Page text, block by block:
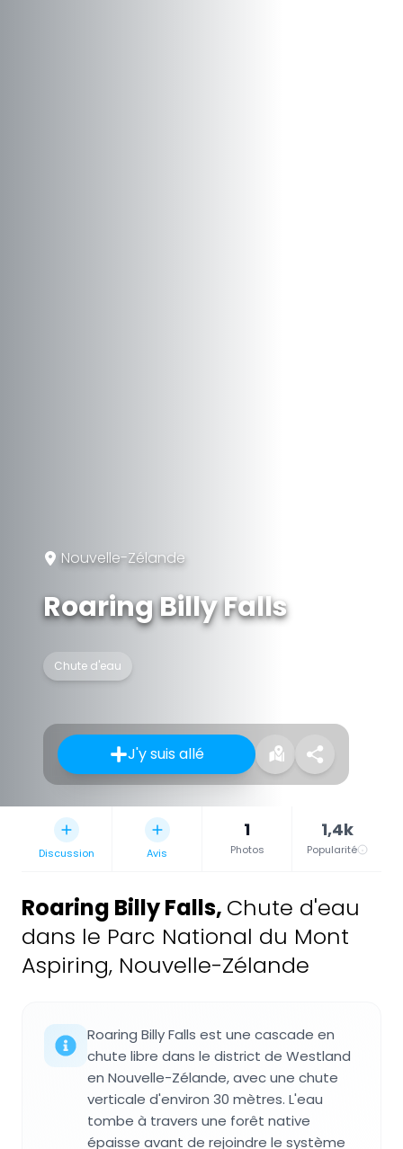
Nouvelle-Zélande
Roaring Billy Falls
Chute d'eau
J'y suis allé
Discussion Avis
1
Photos
1,4k
Popularité
Roaring Billy Falls, Chute d'eau
dans le Parc National du Mont
Aspiring, Nouvelle-Zélande
Roaring Billy Falls est une cascade en
chute libre dans le district de Westland
en Nouvelle-Zélande, avec une chute
verticale d'environ 30 mètres. L'eau
tombe à travers une forêt native
épaisse avant de rejoindre le système